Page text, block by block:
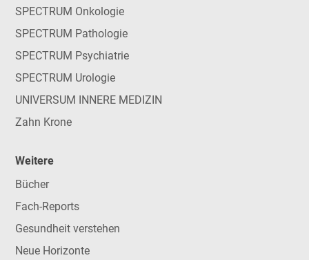
SPECTRUM Onkologie
SPECTRUM Pathologie
SPECTRUM Psychiatrie
SPECTRUM Urologie
UNIVERSUM INNERE MEDIZIN
Zahn Krone
Weitere
Bücher
Fach-Reports
Gesundheit verstehen
Neue Horizonte